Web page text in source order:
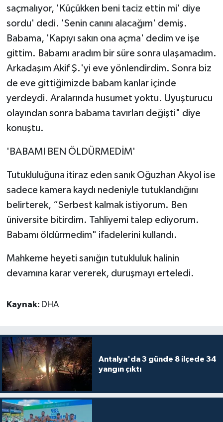
saçmalıyor, 'Küçükken beni taciz ettin mi' diye
sordu' dedi. 'Senin canını alacağım' demiş.
Babama, 'Kapıyı sakın ona açma' dedim ve işe
gittim. Babamı aradım bir süre sonra ulaşamadım.
Arkadaşım Akif Ş.'yi eve yönlendirdim. Sonra biz
de eve gittiğimizde babam kanlar içinde
yerdeydi. Aralarında husumet yoktu. Uyuşturucu
olayından sonra babama tavırları değişti" diye
konuştu.
'BABAMI BEN ÖLDÜRMEDİM'
Tutukluluğuna itiraz eden sanık Oğuzhan Akyol ise
sadece kamera kaydı nedeniyle tutuklandığını
belirterek, “Serbest kalmak istiyorum. Ben
üniversite bitirdim. Tahliyemi talep ediyorum.
Babamı öldürmedim" ifadelerini kullandı.
Mahkeme heyeti sanığın tutukluluk halinin
devamına karar vererek, duruşmayı erteledi.
Kaynak: DHA
Antalya'da 3 günde 8 ilçede 34
yangın çıktı